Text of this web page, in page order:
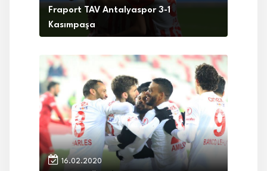
Fraport TAV Antalyaspor 3-1
Kasımpaşa
16.02.2020